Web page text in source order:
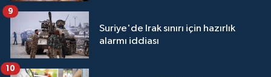
Suriye'de Irak sınırı için hazırlık
alarmı iddiası
9
10